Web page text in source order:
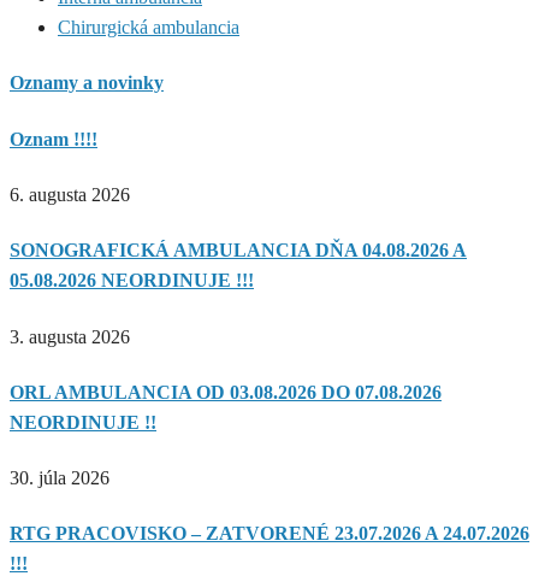
Chirurgická ambulancia
Oznamy a novinky
Oznam !!!!
6. augusta 2026
SONOGRAFICKÁ AMBULANCIA DŇA 04.08.2026 A
05.08.2026 NEORDINUJE !!!
3. augusta 2026
ORL AMBULANCIA OD 03.08.2026 DO 07.08.2026
NEORDINUJE !!
30. júla 2026
RTG PRACOVISKO – ZATVORENÉ 23.07.2026 A 24.07.2026
!!!